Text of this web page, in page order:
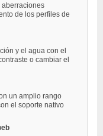
aberraciones
de los perfiles de
y el agua con el
o cambiar el
un amplio rango
el soporte nativo